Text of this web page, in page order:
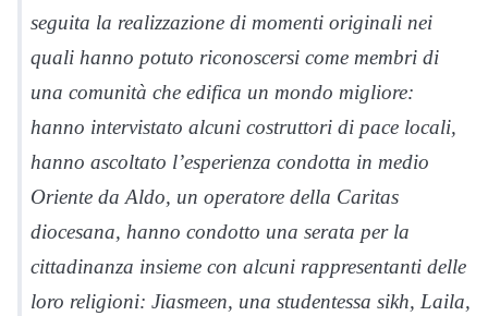
seguita la realizzazione di momenti originali nei
quali hanno potuto riconoscersi come membri di
una comunità che edifica un mondo migliore:
hanno intervistato alcuni costruttori di pace locali,
hanno ascoltato l’esperienza condotta in medio
Oriente da Aldo, un operatore della Caritas
diocesana, hanno condotto una serata per la
cittadinanza insieme con alcuni rappresentanti delle
loro religioni: Jiasmeen, una studentessa sikh, Laila,